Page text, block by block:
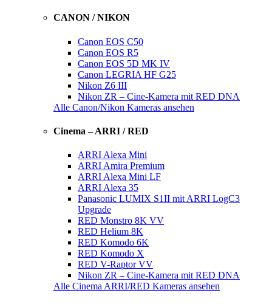
CANON / NIKON
Canon EOS C50
Canon EOS R5
Canon EOS 5D MK IV
Canon LEGRIA HF G25
Nikon Z6 III
Nikon ZR – Cine-Kamera mit RED DNA
Alle Canon/Nikon Kameras ansehen
Cinema – ARRI / RED
ARRI Alexa Mini
ARRI Amira Premium
ARRI Alexa Mini LF
ARRI Alexa 35
Panasonic LUMIX S1II mit ARRI LogC3
Upgrade
RED Monstro 8K VV
RED Helium 8K
RED Komodo 6K
RED Komodo X
RED V-Raptor VV
Nikon ZR – Cine-Kamera mit RED DNA
Alle Cinema ARRI/RED Kameras ansehen